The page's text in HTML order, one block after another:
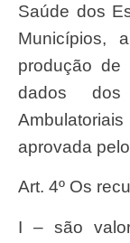
Saúde dos
Municípios,
produção de
dados dos
aprovada
Art. 4º Os
I – são valores anuais, transferidos em 12